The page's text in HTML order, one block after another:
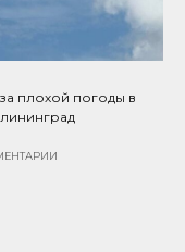
плохой погоды в